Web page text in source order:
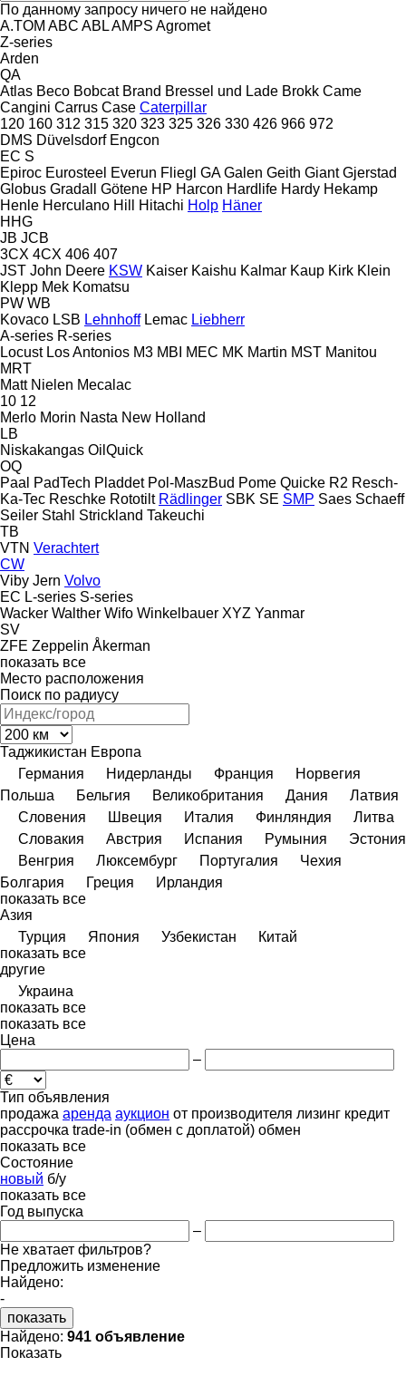
По данному запросу ничего не найдено
A.TOM ABC ABLAMPS Agromet
Z-series
Arden
QA
Atlas Beco Bobcat Brand Bressel und Lade Brokk Came
Cangini Carrus Case Caterpillar
120 160 312 315 320 323 325 326 330 426 966 972
DMS Düvelsdorf Engcon
EC S
Epiroc Eurosteel Everun Fliegl GA Galen Geith Giant Gjerstad
Globus Gradall Götene HP Harcon Hardlife Hardy Hekamp
Henle Herculano Hill Hitachi Holp Häner
HHG
JB JCB
3CX 4CX 406 407
JST John Deere KSW Kaiser Kaishu Kalmar Kaup Kirk Klein
Klepp Mek Komatsu
PW WB
Kovaco LSB Lehnhoff Lemac Liebherr
A-series R-series
Locust Los Antonios M3 MBI MEC MK Martin MST Manitou
MRT
Matt Nielen Mecalac
10 12
Merlo Morin Nasta New Holland
LB
Niskakangas OilQuick
OQ
Paal
PadTech Pladdet Pol-MaszBud Pome Quicke R2 Resch-
Ka-Tec Reschke Rototilt Rädlinger SBK SE SMP Saes Schaeff
Seiler Stahl Strickland Takeuchi
TB
VTN Verachtert
CW
Viby Jern Volvo
EC L-series S-series
Wacker Walther Wifo Winkelbauer XYZ Yanmar
SV
ZFE Zeppelin Åkerman
показать все
Место расположения
Поиск по радиусу
Таджикистан Европа
Германия
Нидерланды Франция
Норвегия
Польша
Бельгия Великобритания Дания
Латвия
Словения
Швеция Италия Финляндия
Литва
Словакия
Австрия Испания Румыния
Эстония
Венгрия
Люксембург Португалия
Чехия
Болгария
Греция
Ирландия
показать все
Азия
Турция
Япония Узбекистан
Китай
показать все
другие
Украина
показать все
показать все
Цена
–
Тип объявления
продажа аренда аукцион от производителя лизинг кредит
рассрочка trade-in (обмен с доплатой) обмен
показать все
Состояние
новый б/у
показать все
Год выпуска
–
Не хватает фильтров?
Предложить изменение
Найдено:
-
показать
Найдено: 941 объявление
Показать